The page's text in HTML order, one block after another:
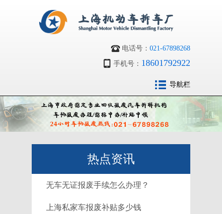
电话号： 021-67898268
手机号： 18601792922
导航栏
热点资讯
无车无证报废手续怎么办理？
上海私家车报废补贴多少钱